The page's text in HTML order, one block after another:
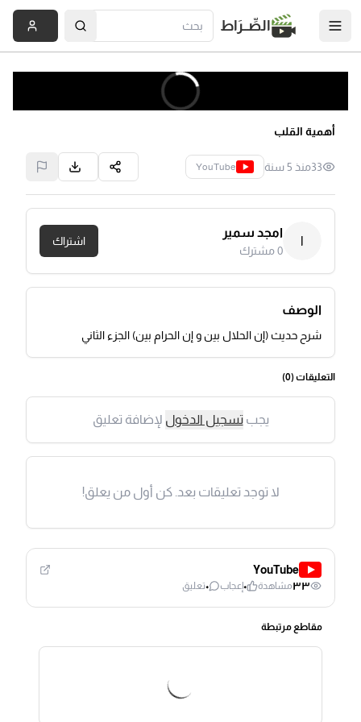
الصِّــرَاط
أهمية القلب
33منذ 5 سنة YouTube
ا
امجد سمير
0مشترك
اشتراك
الوصف
شرح حديث (إن الحلال بين و إن الحرام بين) الجزء الثاني
التعليقات (0
)
يجبتسجيل الدخول لإضافة تعليق
لا توجد تعليقات بعد. كن أول من يعلق!
YouTube
٣٣مشاهدة ٠إعجاب ٠تعليق
مقاطع مرتبطة